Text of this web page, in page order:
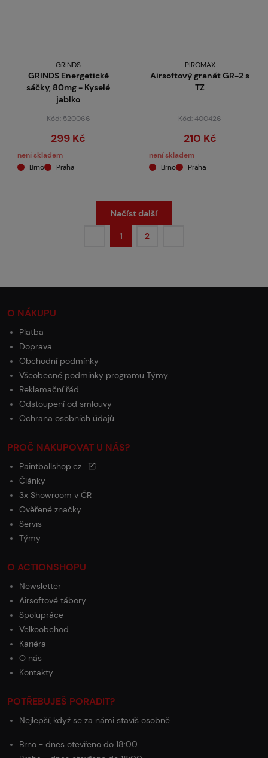
GRINDS
GRINDS Energetické
sáčky, 80mg - Kyselé
jablko
Kód: 520066
299 Kč
není skladem
Brno
Praha
PIROMAX
Airsoftový granát GR-2 s
TZ
Kód: 400426
210 Kč
není skladem
Brno
Praha
Načíst další
1 2
O NÁKUPU
Platba
Doprava
Obchodní podmínky
Všeobecné podmínky programu Týmy
Reklamační řád
Odstoupení od smlouvy
Ochrana osobních údajů
PROČ NAKUPOVAT U NÁS?
Paintballshop.cz
Články
3x Showroom v ČR
Ověřené značky
Servis
Týmy
O ACTIONSHOPU
Newsletter
Airsoftové tábory
Spolupráce
Velkoobchod
Kariéra
O nás
Kontakty
POTŘEBUJEŠ PORADIT?
Nejlepší, když se za námi stavíš osobně
Brno - dnes otevřeno do 18:00